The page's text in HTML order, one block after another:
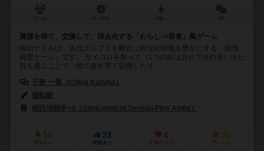
資源を得て、交換して、得点化する「わらしべ長者」風ゲーム
暁のナイルは、古代エジプトを舞台に自分の領地を豊かにする「領地
経営ゲーム」です。 サイコロを振って（1つの目は自分で決める）出た
目を選ぶことで、畑で麦を育て収穫したり、...
千夜 一葉（Chiya Kazuha）
猫転餅
植民地戦争+α（Shokuminchi Sensou Plus Alpha）
10
興味あり
33
経験あり
4
お気に入り
39
持ってる